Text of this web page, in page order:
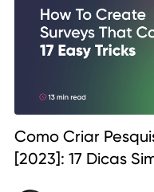
Como Criar
[2023]: 17 Dicas